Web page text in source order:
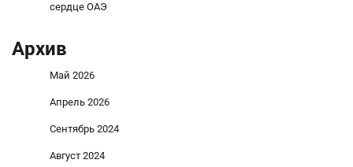
сердце ОАЭ
Архив
Май 2026
Апрель 2026
Сентябрь 2024
Август 2024